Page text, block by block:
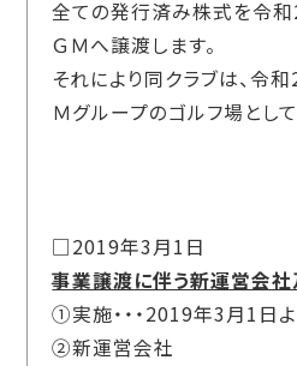
全ての発行済み株式を令
ＧＭへ譲渡します。
それにより同クラブは、令
Ｍグループのゴルフ場とし
□2019年3月1日
事業譲渡に伴う新運営会社
①実施・・・2019年3月1日
②新運営会社